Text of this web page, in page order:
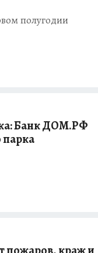
полугодии
Банк ДОМ.РФ